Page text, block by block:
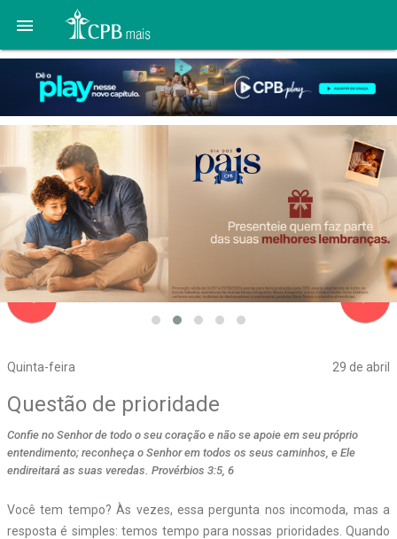

Quinta-feira 29 de abril
navigate_before
Questão de prioridade
Confie no Senhor de todo o seu coração e não se apoie em seu próprio
entendimento; reconheça o Senhor em todos os seus caminhos, e Ele
endireitará as suas veredas. Provérbios 3:5, 6
Você tem tempo? Às vezes, essa pergunta nos incomoda, mas a
resposta é simples: temos tempo para nossas prioridades. Quando
navigate_next